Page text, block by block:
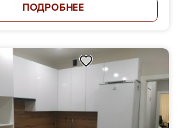
ПОДРОБНЕЕ